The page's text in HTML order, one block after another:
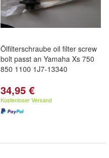
Ölfilterschraube oil filter screw
bolt passt an Yamaha Xs 750
850 1100 1J7-13340
34,95 €
Kostenloser Versand